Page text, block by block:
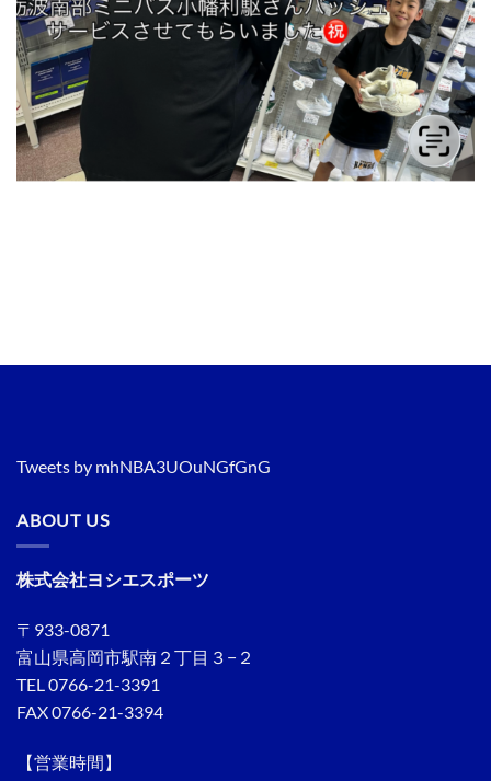
Tweets by mhNBA3UOuNGfGnG
ABOUT US
株式会社ヨシエスポーツ
〒933-0871
富山県高岡市駅南２丁目３−２
TEL 0766-21-3391
FAX 0766-21-3394
【営業時間】